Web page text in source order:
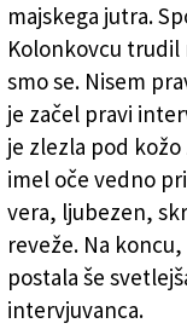
majskega jutra.
Kolonkovcu trudil
smo se. Nisem
je začel pravi
je zlezla pod
imel oče vedno
vera, ljubezen,
reveže. Na
postala še
intervjuvanca.